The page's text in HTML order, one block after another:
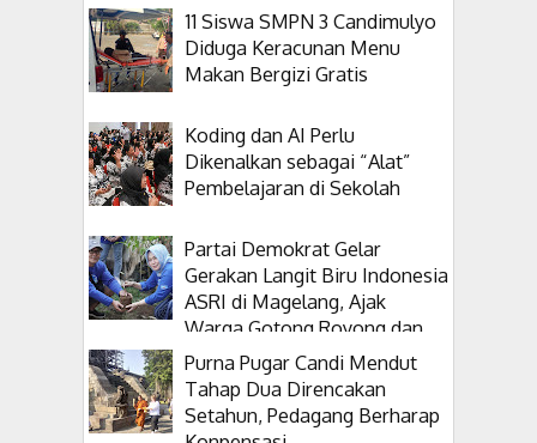
11 Siswa SMPN 3 Candimulyo
Diduga Keracunan Menu
Makan Bergizi Gratis
Koding dan AI Perlu
Dikenalkan sebagai “Alat”
Pembelajaran di Sekolah
Partai Demokrat Gelar
Gerakan Langit Biru Indonesia
ASRI di Magelang, Ajak
Warga Gotong Royong dan
Tanam Pohon
Purna Pugar Candi Mendut
Tahap Dua Direncakan
Setahun, Pedagang Berharap